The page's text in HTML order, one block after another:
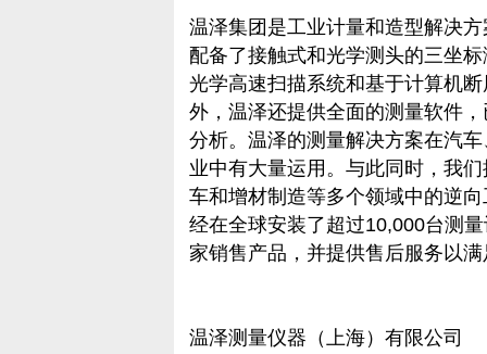
温泽集团是工业计量和造型解决
配备了接触式和光学测头的三坐
光学高速扫描系统和基于计算机
外，温泽还提供全面的测量软件
分析。温泽的测量解决方案在汽
业中有大量运用。与此同时，我
车和增材制造等多个领域中的逆
经在全球安装了超过10,000台测
家销售产品，并提供售后服务以
温泽测量仪器（上海）有限公司